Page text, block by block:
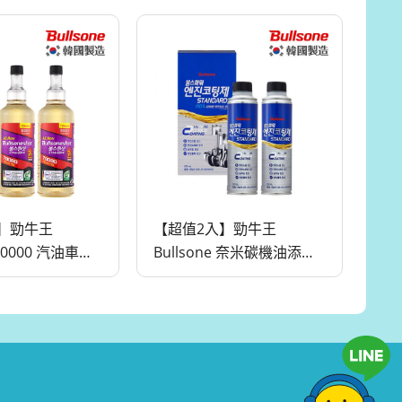
勁牛王
汽油車燃
5合1）
【超值2入】勁牛王
Bullsone 奈米碳機油添加
劑